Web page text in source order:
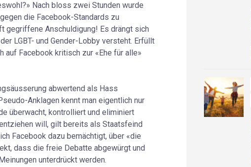
Nach bloss zwei Stunden wurde
die Facebook-Standards zu
gegriffene Anschuldigung! Es drängt sich
LGBT- und Gender-Lobby versteht. Erfüllt
Facebook kritisch zur «Ehe für alle»
abwertend als Hass
Anklagen kennt man eigentlich nur
überwacht, kontrolliert und eliminiert
will, gilt bereits als Staatsfeind
Facebook dazu bemächtigt, über «die
dass die freie Debatte abgewürgt und
unterdrückt werden.